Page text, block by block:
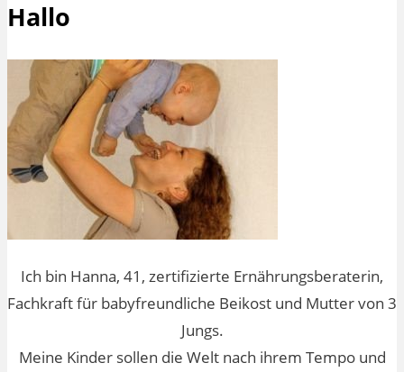
Hallo
Ich bin Hanna, 41, zertifizierte Ernährungsberaterin,
Fachkraft für babyfreundliche Beikost und Mutter von 3
Jungs.
Meine Kinder sollen die Welt nach ihrem Tempo und